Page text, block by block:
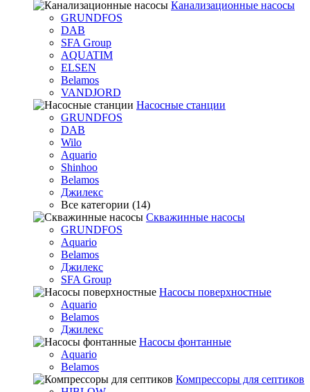
Канализационные насосы
GRUNDFOS
DAB
SFA Group
AQUATIM
ELSEN
Belamos
VANDJORD
Насосные станции
GRUNDFOS
DAB
Wilo
Aquario
Shinhoo
Belamos
Джилекс
Все категории (14)
Скважинные насосы
GRUNDFOS
Aquario
Belamos
Джилекс
SFA Group
Насосы поверхностные
Aquario
Belamos
Джилекс
Насосы фонтанные
Aquario
Belamos
Компрессоры для септиков